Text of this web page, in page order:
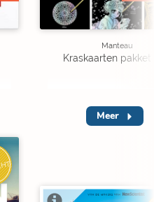
Manteau
Kraskaarten pakket
Meer